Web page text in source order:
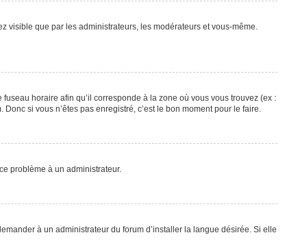
visible que par les administrateurs, les modérateurs et vous-même.
horaire afin qu’il corresponde à la zone où vous vous trouvez (ex :
si vous n’êtes pas enregistré, c’est le bon moment pour le faire.
problème à un administrateur.
à un administrateur du forum d’installer la langue désirée. Si elle